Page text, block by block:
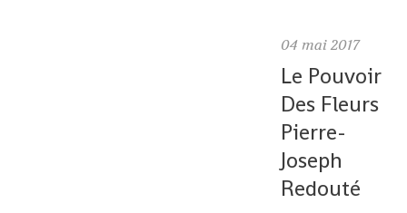
04 mai 2017
Le Pouvoir
Des Fleurs
Pierre-
Joseph
Redouté